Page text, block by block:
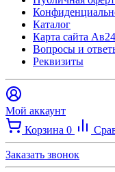
Каталог
Карта сайта Ав24
Вопросы и
Реквизиты
Мой аккаунт
Корзина 0
Заказать звонок